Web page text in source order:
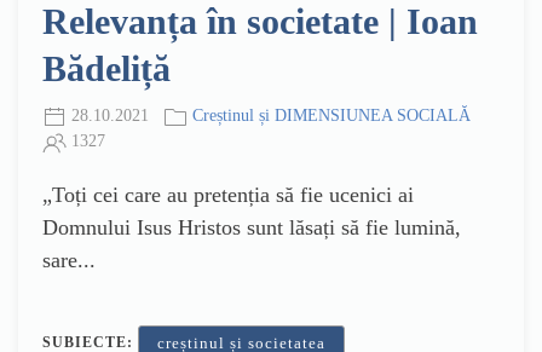
Relevanța în societate | Ioan
Bădeliță
28.10.2021
Creștinul și DIMENSIUNEA SOCIALĂ
1327
„Toți cei care au pretenția să fie ucenici ai
Domnului Isus Hristos sunt lăsați să fie lumină,
sare...
SUBIECTE: creștinul și societatea